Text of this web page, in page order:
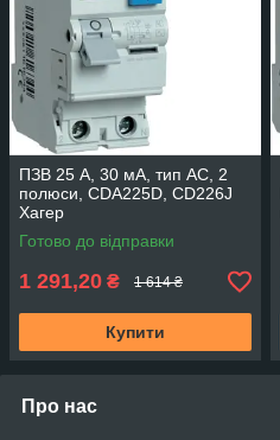
ПЗВ 25 A, 30 мA, тип AC, 2
полюси, CDA225D, CD226J
Хагер
Готово до відправки
1 291,20 ₴ 1 614 ₴
Купити
Про нас